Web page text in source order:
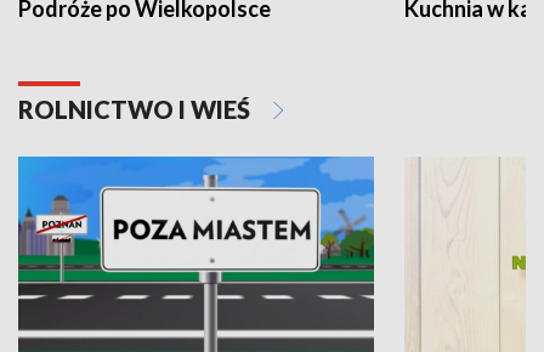
Podróże po Wielkopolsce Kuchnia w
ROLNICTWO I WIEŚ